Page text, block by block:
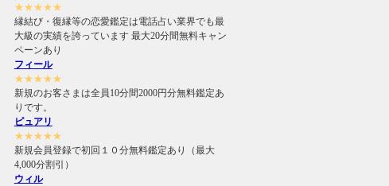
★★★★★
縁結び・復縁等の恋愛鑑定は電話占い業界でも最
大級の実績を誇っています 最大20分間無料キャン
ペーンあり
フィール
★★★★★
新規のお客さまは全員10分間2000円分無料鑑定あ
りです。
ピュアリ
★★★★★
新規会員登録で初回１０分無料鑑定あり（最大
4,000分割引）
ウィル